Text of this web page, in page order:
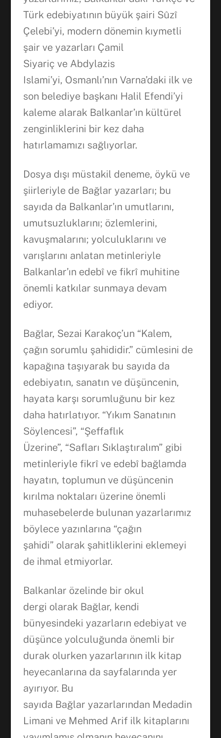
Türk edebiyatının büyük şairi Sûzî
Çelebi’yi, modern dönemin kıymetli
şair ve yazarları Çamil
Siyariç ve Abdylazis
Islami’yi, Osmanlı’nın Varna’daki ilk ve
son belediye başkanı Halil Efendi’yi
kaleme alarak Balkanlar’ın kültürel
zenginliklerini bir kez daha
hatırlamamızı sağlıyorlar.
Dosya dışı müstakil deneme, öykü ve
şiirleriyle de Bağlar yazarları; bu
sayıda da Balkanlar’ın umutlarını,
umutsuzluklarını; özlemlerini,
kavuşmalarını; yolculuklarını ve
varışlarını anlatan metinleriyle
Balkanlar’ın edebî ve fikrî muhitine
önemli katkılar sunmaya devam
ediyor.
Bağlar, Sezai Karakoç’un “Kalem,
çağın sorumlu şahididir.” cümlesini de
kapağına taşıyarak bu sayıda da
edebiyatın, sanatın ve düşüncenin,
hayata karşı sorumluğunu bir kez
daha hatırlatıyor. “Yıkım Sanatının
Söylencesi”, “Şeffaflık
Üzerine”, “Safları Sıklaştıralım” gibi
metinleriyle fikrî ve edebî bağlamda
hayatın, toplumun ve düşüncenin
kırılma noktaları üzerine önemli
muhasebelerde bulunan yazarlarımız
böylece yazınlarına “çağın
şahidi” olarak şahitliklerini eklemeyi
de ihmal etmiyorlar.
Balkanlar özelinde bir okul
dergi olarak Bağlar, kendi
bünyesindeki yazarların edebiyat ve
düşünce yolculuğunda önemli bir
durak olurken yazarlarının ilk kitap
heyecanlarına da sayfalarında yer
ayırıyor. Bu
sayıda Bağlar yazarlarından Medadin
Limani ve Mehmed Arif ilk kitaplarını